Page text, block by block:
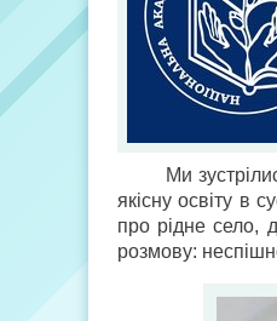
Ми
якісну освіту в
про рідне село,
розмову: